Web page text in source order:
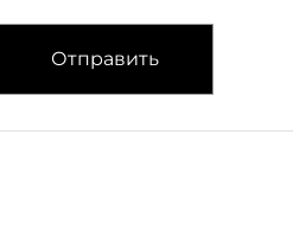
Отправить